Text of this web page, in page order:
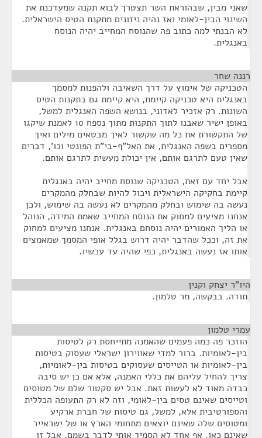
שאני מבין, שבהוראת השר תצטרך לבוא תקנה שמעדכנת את
השינוי הבין-לאומי ואז נהיה ניזונים מתקנת הטיס הישראלית.
לא הבנתי למה כתוב פה שהנוסח המחייב יהיה הנוסח
באנגלית.
רננה שחר
הטכניקה של אימוץ על דרך השאיבה ולהפנות למסמך
באנגלית היא טכניקה קיימת, היא קיימת גם בתקנות הטיס
השונות. רק אזכיר לאדוני, בנושא השפה האנגלית למשל,
באופן ישיר שאבנו לתוך התקנות מתוך נספח 10 לאמנת שיקגו
של התקשורת את כל מה שקשור לאיך מבטאים מילים ואיך
מספרים בשפה האנגלית, את האל"ף-בי"ת הפונטי וכו', דברים
שאין טעם לתרגם אותם, אין יכולת מעשית לתרגם אותם.
אבל יחד עם זאת, הטכניקה שנוסח מחייב יהיה באנגלית
קיימת בחקיקה הישראלית ויכול להיות שבחלק מהמקרים
נעשה בה שימוש ובחלק מהמקרים לא נעשה בה שימוש, ולכן
אנחנו מציעים למחוק את הנוסח המחייב שאמת המידה, הנוהל
או הליך האמורים יהיה נוסחם באנגלית. אנחנו מציעים למחוק
את זה, וככל שהדבר יהיה דרוש בגלל אופי המסמך שמאמצים
אותו אז נעשה באנגלית, כפי שהיה עד עכשיו.
היו"ר יצחק וקנין
תודה. בבקשה, מר טלמון.
עמרי טלמון
הוזכר פה כמה פעמים שהאמנה מתייחסת רק לטיסות
בין-לאומיות. ברור למדי שאווירון ישראלי שעסוק בטיסות
בין-לאומיות או הטייסים שעסוקים בטיסות בין-לאומיות,
צריך להחיל עליהם את כללי האמנה, אלא אם כן יש סיבה
כבדה מאוד לא לעשות זאת. אבל יש סקטור שלם של מטוסים
וטייסים שאינם טסים בין-לאומי, וזה לא רק התעופה הכללית
והספורטיבית אלא, למשל, גם טיסות של חברת ארקיע
ומטוסים שלה שאינם יוצאים מתחומי הארץ או של ישראייר
שאינם כאן. אף אחד לא הסמיך אותי לדבר בשמם, אבל זו